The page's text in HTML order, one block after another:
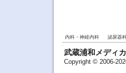
内科・神経内科 泌尿器
武蔵浦和メディ
Copyright © 2006-